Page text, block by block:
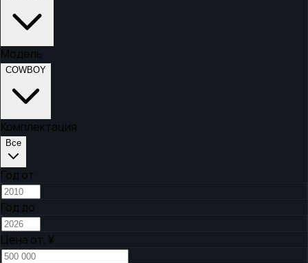
Модель
COWBOY
Комплектация
Все
Год от
Год до
Цена от, ¥